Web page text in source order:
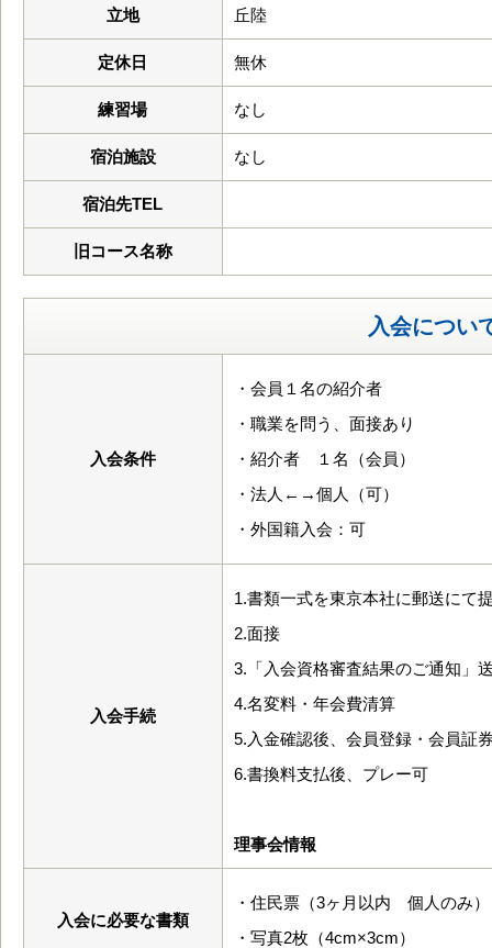
立地 丘陸
定休日 無休
練習場 なし
宿泊施設 なし
宿泊先TEL
旧コース名称
入会につい
入会条件
・会員１名の紹介者
・職業を問う、面接あり
・紹介者 １名（会員）
・法人←→個人（可）
・外国籍入会：可
入会手続
1.書類一式を東京本社に郵送にて
2.面接
3.「入会資格審査結果のご通知」
4.名変料・年会費清算
5.入金確認後、会員登録・会員証
6.書換料支払後、プレー可
理事会情報
入会に必要な書類
・住民票（3ヶ月以内 個人のみ）
・写真2枚（4cm×3cm）